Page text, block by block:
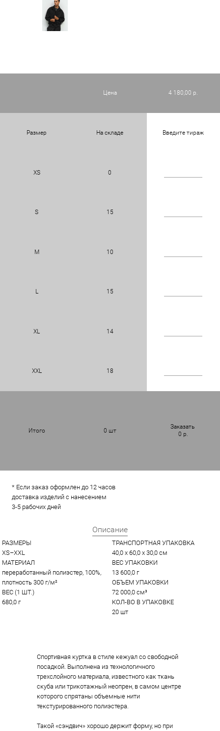
Цена 4 180,00 р.
Размер На складе Введите тираж
XS 0
S 15
M 10
L 15
XL 14
XXL 18
Итого 0 шт
Заказать
0 р.
* Если заказ оформлен до 12 часов
доставка изделий с нанесением
3-5 рабочих дней
Описание
РАЗМЕРЫ
XS–XXL
МАТЕРИАЛ
переработанный полиэстер, 100%,
плотность 300 г/м²
ВЕС (1 ШТ.)
680,0 г
ТРАНСПОРТНАЯ УПАКОВКА
40,0 x 60,0 x 30,0 см
ВЕС УПАКОВКИ
13 600,0 г
ОБЪЕМ УПАКОВКИ
72 000,0 см³
КОЛ-ВО В УПАКОВКЕ
20 шт
Спортивная куртка в стиле кежуал со свободной
посадкой. Выполнена из технологичного
трехслойного материала, известного как ткань
скуба или трикотажный неопрен, в самом центре
которого спрятаны объемные нити
текстурированного полиэстера.
Такой «сэндвич» хорошо держит форму, но при